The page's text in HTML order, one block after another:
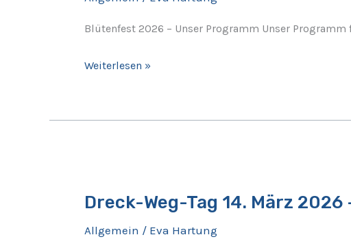
Blütenfest 2026 – Unser Programm Unser
Programm
Weiterlesen »
Dreck-Weg-Tag 14. März
Allgemein / Eva Hartung
Tag
März